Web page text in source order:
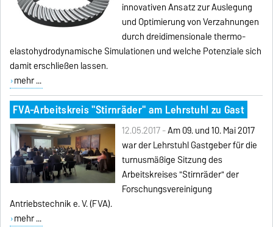
innovativen Ansatz zur Auslegung
und Optimierung von Verzahnungen
durch dreidimensionale thermo-
elastohydrodynamische Simulationen und welche Potenziale sich
damit erschließen lassen.
mehr ...
FVA-Arbeitskreis "Stirnräder" am Lehrstuhl zu Gast
12.05.2017 -Am 09. und 10. Mai 2017
war der Lehrstuhl Gastgeber für die
turnusmäßige Sitzung des
Arbeitskreises "Stirnräder" der
Forschungsvereinigung
Antriebstechnik e. V. (FVA).
mehr ...